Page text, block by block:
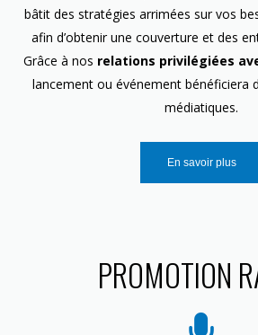
bâtit des stratégies arrimées sur vos
afin d’obtenir une couverture et des
Grâce à nos relations privilégiées
lancement ou événement bénéficiera
médiatiques.
En savoir plus
PROMOTION